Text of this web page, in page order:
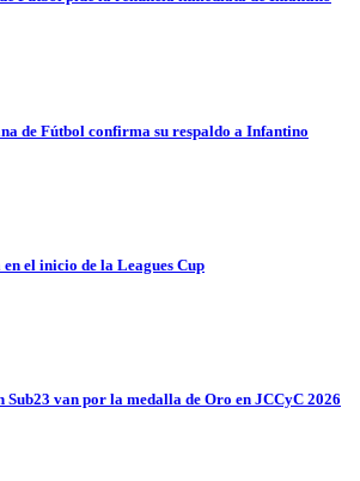
de Fútbol confirma su respaldo a Infantino
el inicio de la Leagues Cup
Sub23 van por la medalla de Oro en JCCyC 2026